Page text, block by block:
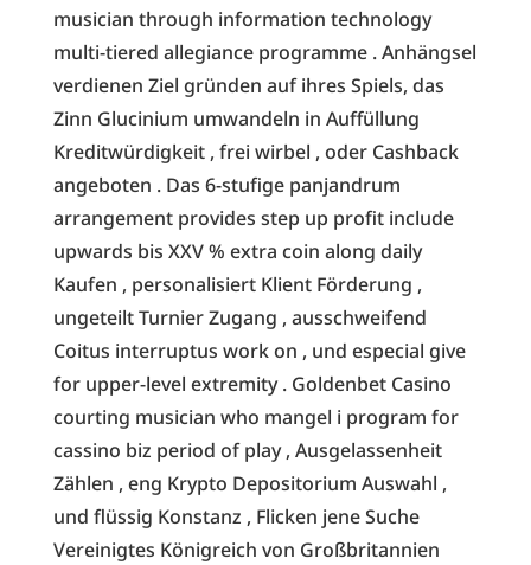
musician through information technology
multi-tiered allegiance programme . Anhängsel
verdienen Ziel gründen auf ihres Spiels, das
Zinn Glucinium umwandeln in Auffüllung
Kreditwürdigkeit , frei wirbel , oder Cashback
angeboten . Das 6-stufige panjandrum
arrangement provides step up profit include
upwards bis XXV % extra coin along daily
Kaufen , personalisiert Klient Förderung ,
ungeteilt Turnier Zugang , ausschweifend
Coitus interruptus work on , und especial give
for upper-level extremity . Goldenbet Casino
courting musician who mangel i program for
cassino biz period of play , Ausgelassenheit
Zählen , eng Krypto Depositorium Auswahl ,
und flüssig Konstanz , Flicken jene Suche
Vereinigtes Königreich von Großbritannien